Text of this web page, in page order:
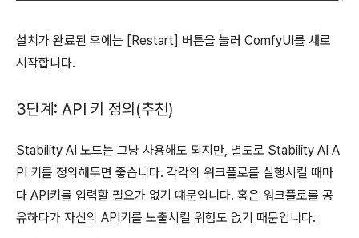
설치가 완료된 후에는 [Restart] 버튼을 눌러 ComfyUI를 새로
시작합니다.
3단계: API 키 정의(추천)
Stability AI 노드는 그냥 사용해도 되지만, 별도로 Stability AI A
PI 키를 정의해두면 좋습니다. 각각의 워크플로를 실행시킬 때마
다 API키를 입력할 필요가 없기 떄문입니다. 혹은 워크플로를 공
유하다가 자신의 API키를 노출시킬 위험도 없기 때문입니다.